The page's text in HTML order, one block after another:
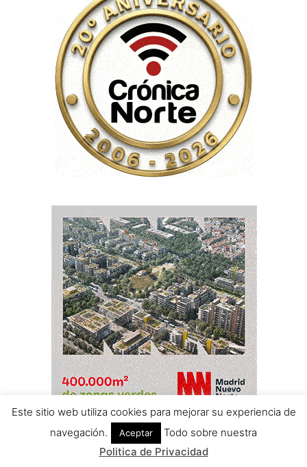
Este sitio web utiliza cookies para mejorar su experiencia de
navegación.
Aceptar
Todo sobre nuestra
Politica de Privacidad